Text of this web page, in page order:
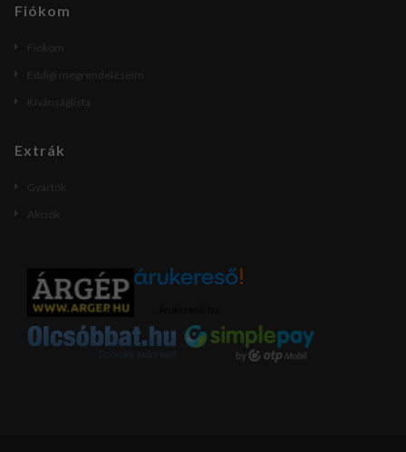
Fiókom
Fiókom
Eddigi megrendeléseim
Kívánságlista
Extrák
Gyártók
Akciók